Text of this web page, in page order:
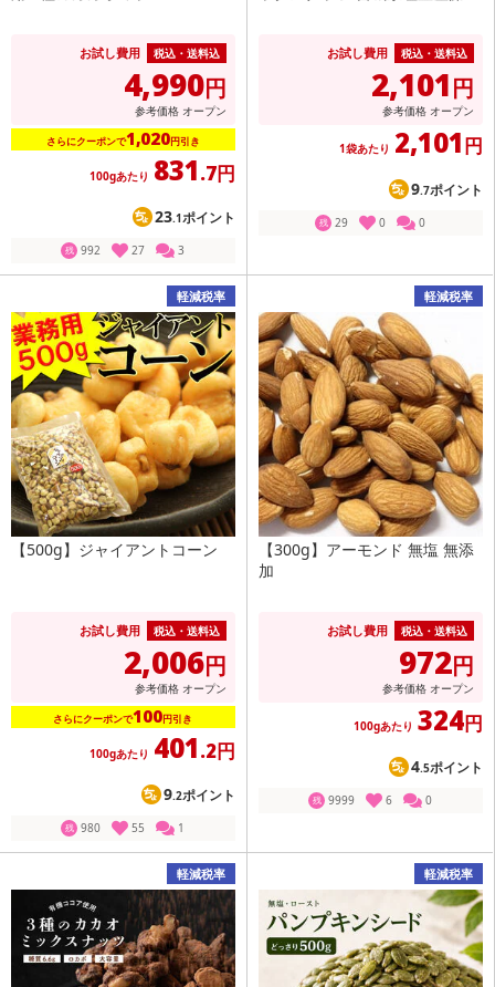
お試し費用 税込・送料込
4,990円
参考価格 オープン
さらにクーポンで1,020円引き
100gあたり 831.7円
23.1ポイント
残 992 27 3
お試し費用 税込・送料込
2,101円
参考価格 オープン
1袋あたり 2,101円
9.7ポイント
残 29 0 0
軽減税率
【500g】ジャイアントコーン
お試し費用 税込・送料込
2,006円
参考価格 オープン
さらにクーポンで100円引き
100gあたり 401.2円
9.2ポイント
残 980 55 1
軽減税率
【300g】アーモンド 無塩 無添
加
お試し費用 税込・送料込
972円
参考価格 オープン
100gあたり 324円
4.5ポイント
残 9999 6 0
軽減税率 軽減税率